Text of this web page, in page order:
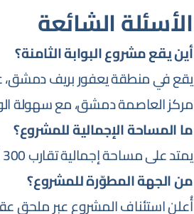
الأسئلة الشائعة
أين يقع مشروع البوابة الثامنة؟
مركز العاصمة دمشق، مع سهولة
ما المساحة الإجمالية للمشروع؟
يمتد على مساحة إجمالية تقارب 300 ألف متر مربع.
من الجهة المطوّرة للمشروع؟
أُعلن استئناف المشروع عبر ملحق